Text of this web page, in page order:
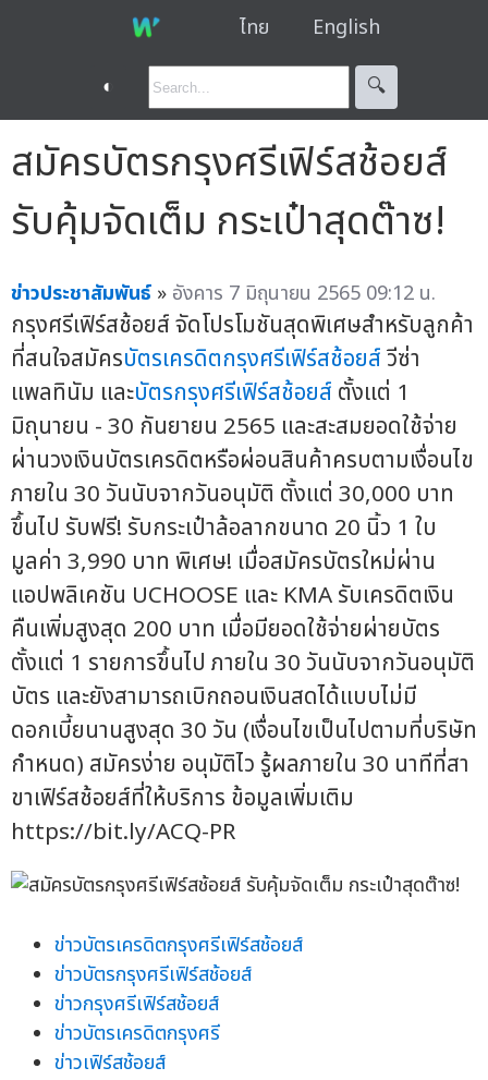
ไทย English
◐ 🔍︎
สมัครบัตรกรุงศรีเฟิร์สช้อยส์
รับคุ้มจัดเต็ม กระเป๋าสุดต๊าซ!
ข่าวประชาสัมพันธ์ » อังคาร 7 มิถุนายน 2565 09:12 น.
กรุงศรีเฟิร์สช้อยส์ จัดโปรโมชันสุดพิเศษสำหรับลูกค้า
ที่สนใจสมัครบัตรเครดิตกรุงศรีเฟิร์สช้อยส์วีซ่า
แพลทินัม และบัตรกรุงศรีเฟิร์สช้อยส์ ตั้งแต่ 1
มิถุนายน - 30 กันยายน 2565 และสะสมยอดใช้จ่าย
ผ่านวงเงินบัตรเครดิตหรือผ่อนสินค้าครบตามเงื่อนไข
ภายใน 30 วันนับจากวันอนุมัติ ตั้งแต่ 30,000 บาท
ขึ้นไป รับฟรี! รับกระเป๋าล้อลากขนาด 20 นิ้ว 1 ใบ
มูลค่า 3,990 บาท พิเศษ! เมื่อสมัครบัตรใหม่ผ่าน
แอปพลิเคชัน UCHOOSE และ KMA รับเครดิตเงิน
คืนเพิ่มสูงสุด 200 บาท เมื่อมียอดใช้จ่ายผ่ายบัตร
ตั้งแต่ 1 รายการขึ้นไป ภายใน 30 วันนับจากวันอนุมัติ
บัตร และยังสามารถเบิกถอนเงินสดได้แบบไม่มี
ดอกเบี้ยนานสูงสุด 30 วัน (เงื่อนไขเป็นไปตามที่บริษัท
กำหนด) สมัครง่าย อนุมัติไว รู้ผลภายใน 30 นาทีที่สา
ขาเฟิร์สช้อยส์ที่ให้บริการ ข้อมูลเพิ่มเติม
https://bit.ly/ACQ-PR
ข่าวบัตรเครดิตกรุงศรีเฟิร์สช้อยส์
ข่าวบัตรกรุงศรีเฟิร์สช้อยส์
ข่าวกรุงศรีเฟิร์สช้อยส์
ข่าวบัตรเครดิตกรุงศรี
ข่าวเฟิร์สช้อยส์